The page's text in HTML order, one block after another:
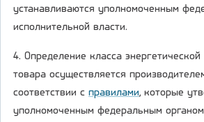
устанавливаются уполномоченным
исполнительной власти.
4. Определение класса
товара осуществляется
соответствии с правилами, которые
уполномоченным федеральным